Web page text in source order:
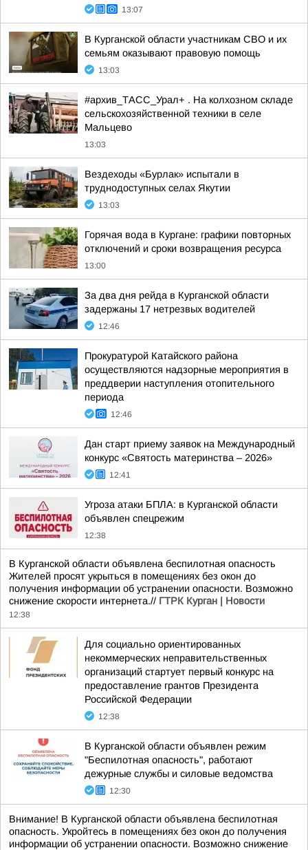
13:07
В Курганской области участникам СВО и их
семьям оказывают правовую помощь
13:03
#архив_ТАСС_Урал+ . На колхозном складе
сельскохозяйственной техники в селе
Мальцево
13:03
Вездеходы «Бурлак» испытали в
труднодоступных селах Якутии
13:03
Горячая вода в Кургане: графики повторных
отключений и сроки возвращения ресурса
13:00
За два дня рейда в Курганской области
задержаны 17 нетрезвых водителей
12:46
Прокуратурой Катайского района
осуществляются надзорные мероприятия в
преддверии наступления отопительного
периода
12:46
Дан старт приему заявок на Международный
конкурс «Святость материнства – 2026»
12:41
Угроза атаки БПЛА: в Курганской области
объявлен спецрежим
12:38
В Курганской области объявлена беспилотная опасность
Жителей просят укрыться в помещениях без окон до
получения информации об устранении опасности. Возможно
снижение скорости интернета.// ГТРК Курган | Новости
12:38
Для социально ориентированных
некоммерческих неправительственных
организаций стартует первый конкурс на
предоставление грантов Президента
Российской Федерации
12:38
В Курганской области объявлен режим
"Беспилотная опасность", работают
дежурные службы и силовые ведомства
12:30
Внимание! В Курганской области объявлена беспилотная
опасность. Укройтесь в помещениях без окон до получения
информации об устранении опасности. Возможно снижение